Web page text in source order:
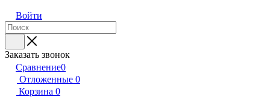
Войти
Заказать звонок
Сравнение0
Отложенные 0
Корзина 0